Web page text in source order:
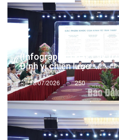
(Infographic) Đắk Lắk
Định vị chiến lược -...
13/07/2026 250